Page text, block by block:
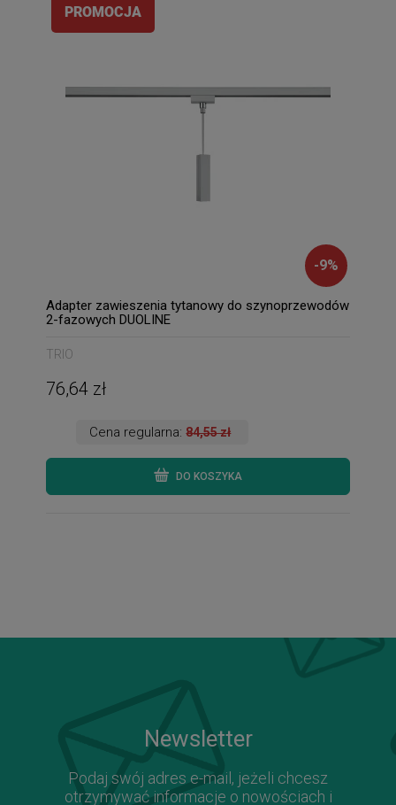
-9%
Adapter zawieszenia tytanowy do szynoprzewodów
2-fazowych DUOLINE
TRIO
76,64 zł
Cena regularna:84,55 zł
DO KOSZYKA
PROMOCJA
Newsletter
Podaj swój adres e-mail, jeżeli chcesz
otrzymywać informacje o nowościach i